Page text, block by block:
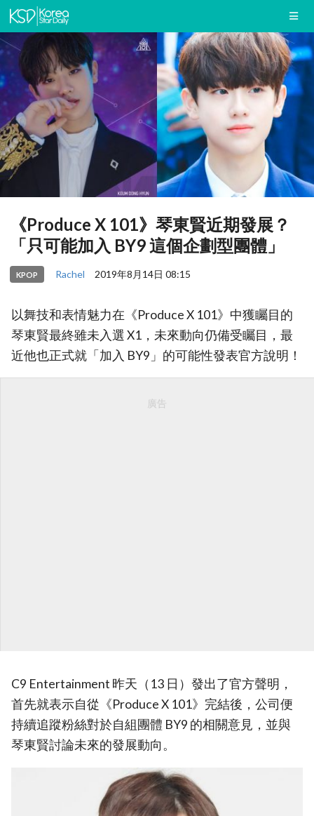
《Produce X 101》琴東賢近期發展？
「只可能加入 BY9 這個企劃型團體」
KPOP Rachel 2019年8月14日 08:15
以舞技和表情魅力在《Produce X 101》中獲矚目的
琴東賢最終雖未入選 X1，未來動向仍備受矚目，最
近他也正式就「加入 BY9」的可能性發表官方說明！
廣告
C9 Entertainment 昨天（13 日）發出了官方聲明，
首先就表示自從《Produce X 101》完結後，公司便
持續追蹤粉絲對於自組團體 BY9 的相關意見，並與
琴東賢討論未來的發展動向。